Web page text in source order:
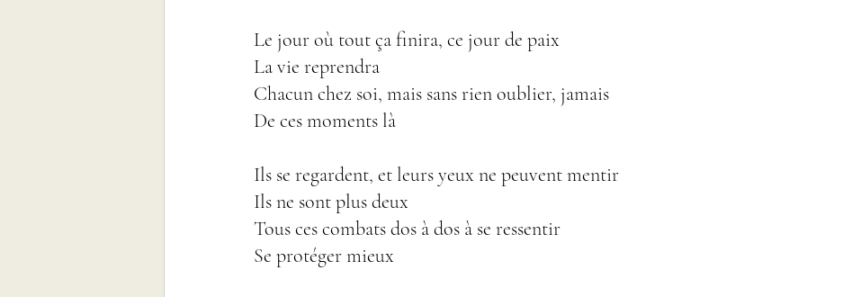
Le jour où tout ça finira, ce jour de paix
La vie reprendra
Chacun chez soi, mais sans rien oublier, jamais
De ces moments là
Ils se regardent, et leurs yeux ne peuvent mentir
Ils ne sont plus deux
Tous ces combats dos à dos à se ressentir
Se protéger mieux